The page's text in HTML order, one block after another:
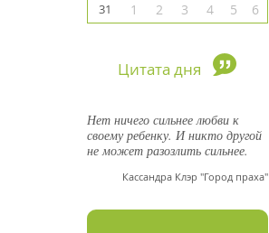
31
1 2 3 4 5 6
Цитата дня
Нет ничего сильнее любви к
своему ребенку. И никто другой
не может разозлить сильнее.
Кассандра Клэр "Город праха"